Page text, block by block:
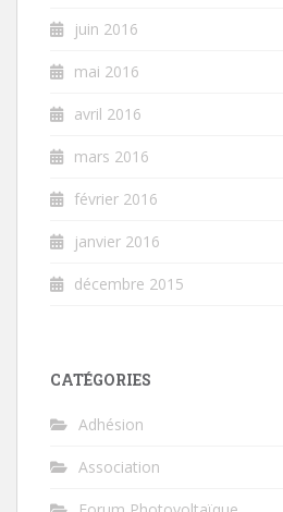
juin 2016
mai 2016
avril 2016
mars 2016
février 2016
janvier 2016
décembre 2015
CATÉGORIES
Adhésion
Association